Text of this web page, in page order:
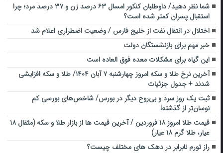
شما نظر دهید/ داوطلبان کنکور امسال ۶۳ درصد زن و ۳۷ درصد مرد؛ چرا
استقبال پسران کمتر شده است؟
اختلال در انتقال نفت از خلیج فارس / وضعیت اضطراری اعلام شد
خبر مهم برای بازنشستگان دولت
این گیاه برای مشکلات معده فوق العاده است
آخرین نرخ طلا و سکه امروز چهارشنبه ۷ آبان ۱۴۰۴/ طلا و سکه افزایشی
شدند + جدول جزئیات
ثبت یک روز سرد و بی‌روح دیگر در بورس/ شاخص‌های بورسی کم
نوسان‌تر از گذشته!
قیمت طلا امروز ۱۸ فروردین / آخرین قیمت ها از بازار طلا و سکه (مثقال ۱۸
عیار، طلا گرم ۱۸ عیار)
راز تورم نابرابر در دهک‌ های مختلف چیست؟